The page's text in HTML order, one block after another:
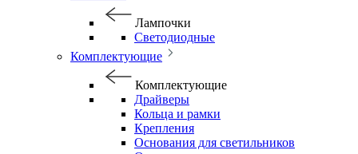
Лампочки
Светодиодные
Комплектующие
Комплектующие
Драйверы
Кольца и рамки
Крепления
Основания для светильников